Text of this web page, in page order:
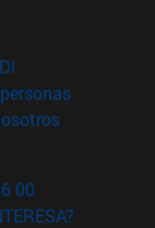
en nueva ventana)
(abre en
(abre en
00